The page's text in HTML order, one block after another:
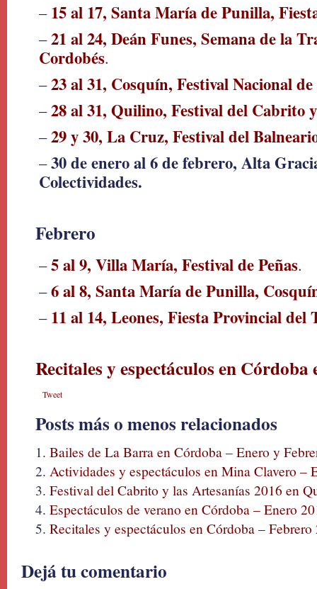
– 15 al 17, Santa María de Punilla,
–21 al 24, Deán Funes, Semana de la
Cordobés.
–23 al 31, Cosquín, Festival Nacional
–28 al 31, Quilino, Festival del Cabrito
–29 y 30, La Cruz, Festival del
–30 de enero al 6 de febrero, Alta
Colectividades.
Febrero
–5 al 9, Villa María, Festival de Peñas.
–6 al 8, Santa María de Punilla,
– 11 al 14, Leones, Fiesta Provincial del
Recitales y espectáculos en
Tweet
Posts más o menos relacionados
Bailes de La Barra en Córdoba – Enero y
Actividades y espectáculos en Mina Clavero –
Festival del Cabrito y las Artesanías 2016 en
Espectáculos de verano en Córdoba – Enero
Recitales y espectáculos en Córdoba – Febrero
Dejá tu comentario